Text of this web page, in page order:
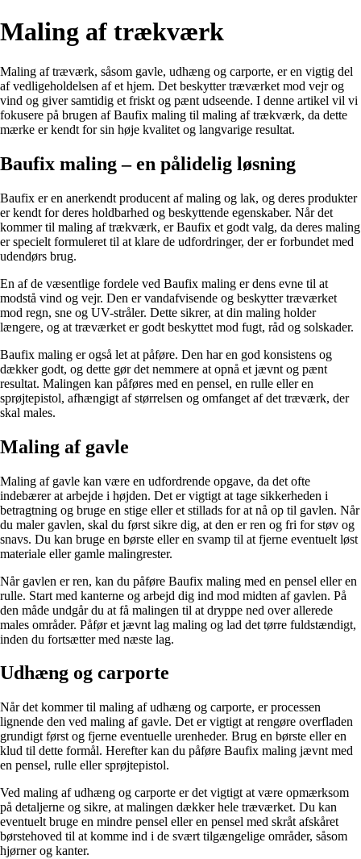
Maling af trækværk
Maling af træværk, såsom gavle, udhæng og carporte, er en vigtig del
af vedligeholdelsen af et hjem. Det beskytter træværket mod vejr og
vind og giver samtidig et friskt og pænt udseende. I denne artikel vil vi
fokusere på brugen af Baufix maling til maling af trækværk, da dette
mærke er kendt for sin høje kvalitet og langvarige resultat.
Baufix maling – en pålidelig løsning
Baufix er en anerkendt producent af maling og lak, og deres produkter
er kendt for deres holdbarhed og beskyttende egenskaber. Når det
kommer til maling af trækværk, er Baufix et godt valg, da deres maling
er specielt formuleret til at klare de udfordringer, der er forbundet med
udendørs brug.
En af de væsentlige fordele ved Baufix maling er dens evne til at
modstå vind og vejr. Den er vandafvisende og beskytter træværket
mod regn, sne og UV-stråler. Dette sikrer, at din maling holder
længere, og at træværket er godt beskyttet mod fugt, råd og solskader.
Baufix maling er også let at påføre. Den har en god konsistens og
dækker godt, og dette gør det nemmere at opnå et jævnt og pænt
resultat. Malingen kan påføres med en pensel, en rulle eller en
sprøjtepistol, afhængigt af størrelsen og omfanget af det træværk, der
skal males.
Maling af gavle
Maling af gavle kan være en udfordrende opgave, da det ofte
indebærer at arbejde i højden. Det er vigtigt at tage sikkerheden i
betragtning og bruge en stige eller et stillads for at nå op til gavlen. Når
du maler gavlen, skal du først sikre dig, at den er ren og fri for støv og
snavs. Du kan bruge en børste eller en svamp til at fjerne eventuelt løst
materiale eller gamle malingrester.
Når gavlen er ren, kan du påføre Baufix maling med en pensel eller en
rulle. Start med kanterne og arbejd dig ind mod midten af gavlen. På
den måde undgår du at få malingen til at dryppe ned over allerede
males områder. Påfør et jævnt lag maling og lad det tørre fuldstændigt,
inden du fortsætter med næste lag.
Udhæng og carporte
Når det kommer til maling af udhæng og carporte, er processen
lignende den ved maling af gavle. Det er vigtigt at rengøre overfladen
grundigt først og fjerne eventuelle urenheder. Brug en børste eller en
klud til dette formål. Herefter kan du påføre Baufix maling jævnt med
en pensel, rulle eller sprøjtepistol.
Ved maling af udhæng og carporte er det vigtigt at være opmærksom
på detaljerne og sikre, at malingen dækker hele træværket. Du kan
eventuelt bruge en mindre pensel eller en pensel med skråt afskåret
børstehoved til at komme ind i de svært tilgængelige områder, såsom
hjørner og kanter.